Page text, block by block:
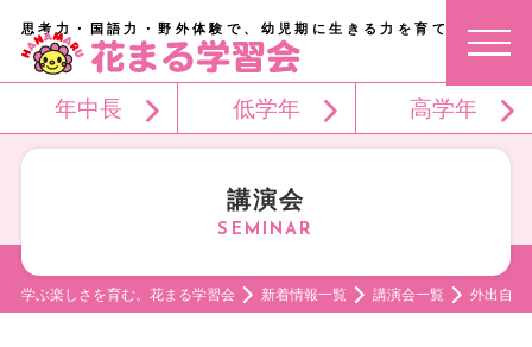
思考力・国語力・野外体験で、幼児期に生きる力を育てる。
年中長 低学年 高学年
講演会
学ぶ楽しさを育む。花まる学習会 新着情報一覧 講演会一覧 外出自粛